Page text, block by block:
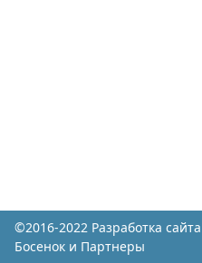
©2016-2022 Разработка
Босенок и Партнеры